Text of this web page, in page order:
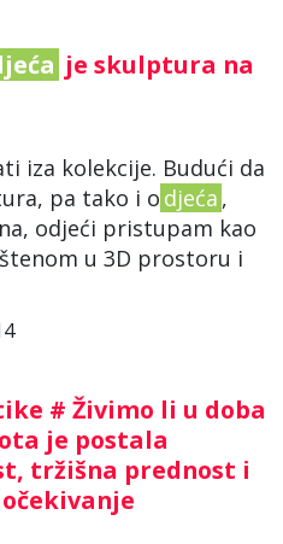
je skulptura na
iza kolekcije. Budući da
pa tako i o djeća ,
odjeći pristupam kao
u 3D prostoru i
# Živimo li u doba
je postala
tržišna prednost i